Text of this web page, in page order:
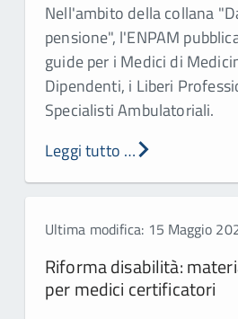
Nell'ambito della collana
pensione", l'ENPAM
guide per i Medici di
Dipendenti, i Liberi
Specialisti Ambulatoriali.
Leggi tutto …
Ultima modifica: 15 Maggio
Riforma disabilità:
per medici certificatori